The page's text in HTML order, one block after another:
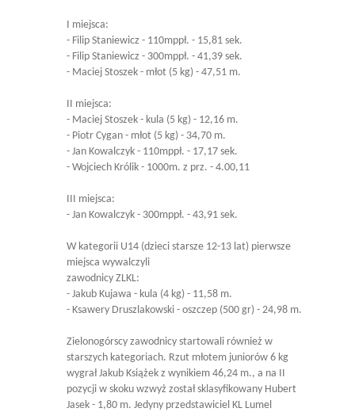
I miejsca:
- Filip Staniewicz - 110mppł. - 15,81 sek.
- Filip Staniewicz - 300mppł. - 41,39 sek.
- Maciej Stoszek - młot (5 kg) - 47,51 m.
II miejsca:
- Maciej Stoszek - kula (5 kg) - 12,16 m.
- Piotr Cygan - młot (5 kg) - 34,70 m.
- Jan Kowalczyk - 110mppł. - 17,17 sek.
- Wojciech Królik - 1000m. z prz. - 4.00,11
III miejsca:
- Jan Kowalczyk - 300mppł. - 43,91 sek.
W kategorii U14 (dzieci starsze 12-13 lat) pierwsze
miejsca wywalczyli
zawodnicy ZLKL:
- Jakub Kujawa - kula (4 kg) - 11,58 m.
- Ksawery Druszlakowski - oszczep (500 gr) - 24,98 m.
Zielonogórscy zawodnicy startowali również w
starszych kategoriach. Rzut młotem juniorów 6 kg
wygrał Jakub Książek z wynikiem 46,24 m., a na II
pozycji w skoku wzwyż został sklasyfikowany Hubert
Jasek - 1,80 m. Jedyny przedstawiciel KL Lumel